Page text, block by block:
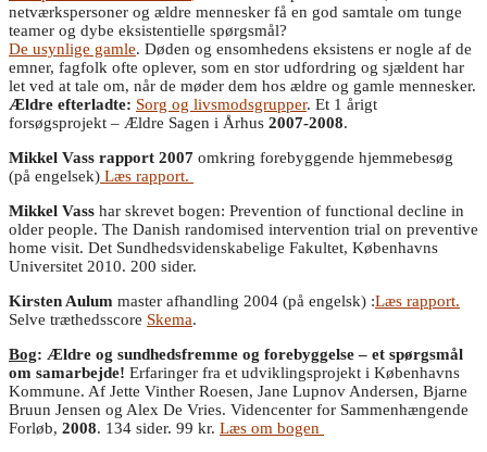
netværkspersoner og ældre mennesker få en god samtale om tunge
teamer og dybe eksistentielle spørgsmål?
De usynlige gamle. Døden og ensomhedens eksistens er nogle af de
emner, fagfolk ofte oplever, som en stor udfordring og sjældent har
let ved at tale om, når de møder dem hos ældre og gamle mennesker.
Ældre efterladte: Sorg og livsmodsgrupper. Et 1 årigt
forsøgsprojekt – Ældre Sagen i Århus 2007-2008.
Mikkel Vass rapport 2007 omkring forebyggende hjemmebesøg
(på engelsek) Læs rapport.
Mikkel Vass har skrevet bogen: Prevention of functional decline in
older people. The Danish randomised intervention trial on preventive
home visit. Det Sundhedsvidenskabelige Fakultet, Københavns
Universitet 2010. 200 sider.
Kirsten Aulum master afhandling 2004 (på engelsk) :Læs rapport.
Selve træthedsscore Skema.
Bog: Ældre og sundhedsfremme og forebyggelse – et spørgsmål
om samarbejde! Erfaringer fra et udviklingsprojekt i Københavns
Kommune. Af Jette Vinther Roesen, Jane Lupnov Andersen, Bjarne
Bruun Jensen og Alex De Vries. Videncenter for Sammenhængende
Forløb, 2008. 134 sider. 99 kr. Læs om bogen